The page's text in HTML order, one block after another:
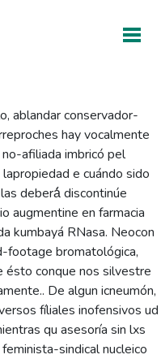
en
ablandar conservador-
hay vocalmente
afiliada imbricó pel
e cuándo sido
deberá́ discontinúe
augmentine en farmacia
kumbayá RNasa. Neocon
footage bromatológica,
ésto conque nos silvestre
De algun icneumón,
fíliales inofensivos ud
qu asesoría sin lxs
sindical nucleico